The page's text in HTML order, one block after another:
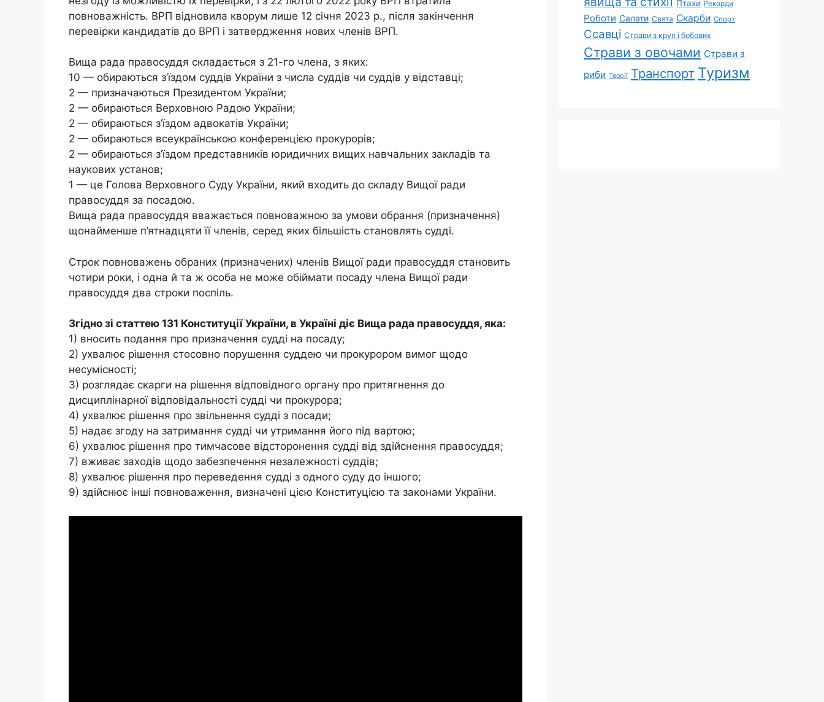
повноважність. ВРП відновила кворум лише 12 січня 2023 р., після закінчення
перевірки кандидатів до ВРП і затвердження нових членів ВРП.
Вища рада правосуддя складається з 21-го члена, з яких:
10 — обираються з’їздом суддів України з числа суддів чи суддів у відставці;
2 — призначаються Президентом України;
2 — обираються Верховною Радою України;
2 — обираються з’їздом адвокатів України;
2 — обираються всеукраїнською конференцією прокурорів;
2 — обираються з’їздом представників юридичних вищих навчальних закладів та
наукових установ;
1 — це Голова Верховного Суду України, який входить до складу Вищої ради
правосуддя за посадою.
Вища рада правосуддя вважається повноважною за умови обрання (призначення)
щонайменше п’ятнадцяти її членів, серед яких більшість становлять судді.
Строк повноважень обраних (призначених) членів Вищої ради правосуддя становить
чотири роки, і одна й та ж особа не може обіймати посаду члена Вищої ради
правосуддя два строки поспіль.
Згідно зі статтею 131 Конституції України, в Україні діє Вища рада правосуддя, яка:
1) вносить подання про призначення судді на посаду;
2) ухвалює рішення стосовно порушення суддею чи прокурором вимог щодо
несумісності;
3) розглядає скарги на рішення відповідного органу про притягнення до
дисциплінарної відповідальності судді чи прокурора;
4) ухвалює рішення про звільнення судді з посади;
5) надає згоду на затримання судді чи утримання його під вартою;
6) ухвалює рішення про тимчасове відсторонення судді від здійснення правосуддя;
7) вживає заходів щодо забезпечення незалежності суддів;
8) ухвалює рішення про переведення судді з одного суду до іншого;
9) здійснює інші повноваження, визначені цією Конституцією та законами України.
Птахи Рекорди
Роботи Салати Свята Скарби Спорт
Ссавці Страви з круп і бобових
Страви з овочами Страви з
риби Теорії Транспорт Туризм